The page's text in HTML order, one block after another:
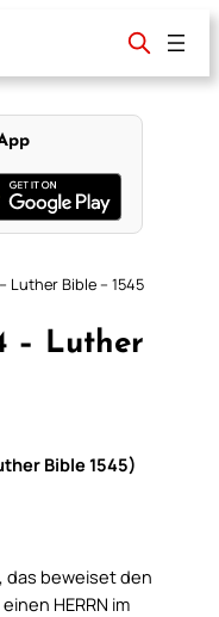
Luther Bible – 1545
– Luther
Bible 1545)
das beweiset den
HERRN im